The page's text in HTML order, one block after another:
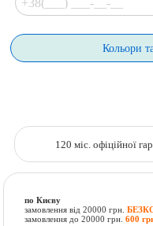
Кольори
120 міс. офіційної
по Києву
замовлення від 20000 грн.
замовлення до 20000 грн.600